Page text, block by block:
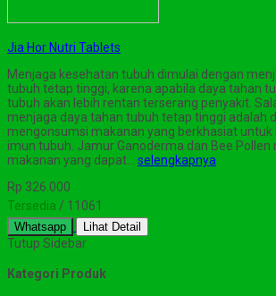
Jia Hor Nutri Tablets
Menjaga kesehatan tubuh dimulai dengan
tubuh tetap tinggi, karena apabila daya tahan
tubuh akan lebih rentan terserang penyakit.
menjaga daya tahan tubuh tetap tinggi adalah
mengonsumsi makanan yang berkhasiat
imun tubuh. Jamur Ganoderma dan Bee
makanan yang dapat… selengkapnya
Rp 326.000
Tersedia / 11061
Whatsapp Lihat Detail
Tutup Sidebar
Kategori Produk